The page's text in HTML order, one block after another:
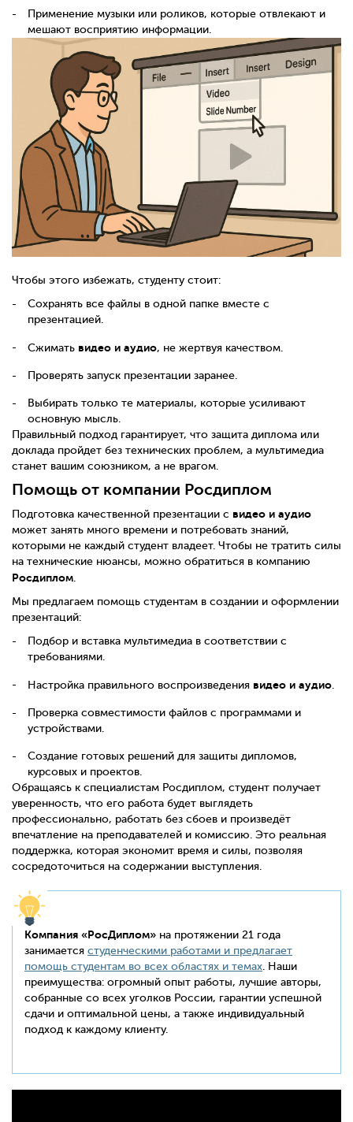
Применение музыки или роликов, которые отвлекают и
мешают восприятию информации.
Чтобы этого избежать, студенту стоит:
Сохранять все файлы в одной папке вместе с
презентацией.
Сжимать видео и аудио, не жертвуя качеством.
Проверять запуск презентации заранее.
Выбирать только те материалы, которые усиливают
основную мысль.
Правильный подход гарантирует, что защита диплома или
доклада пройдет без технических проблем, а мультимедиа
станет вашим союзником, а не врагом.
Помощь от компании Росдиплом
Подготовка качественной презентации с видео и аудио
может занять много времени и потребовать знаний,
которыми не каждый студент владеет. Чтобы не тратить силы
на технические нюансы, можно обратиться в компанию
Росдиплом
Мы предлагаем помощь студентам в создании и оформлении
презентаций:
Подбор и вставка мультимедиа в соответствии с
требованиями.
Настройка правильного воспроизведения видео и аудио
Проверка совместимости файлов с программами и
устройствами.
Создание готовых решений для защиты дипломов,
курсовых и проектов.
Обращаясь к специалистам Росдиплом, студент получает
уверенность, что его работа будет выглядеть
профессионально, работать без сбоев и произведёт
впечатление на преподавателей и комиссию. Это реальная
поддержка, которая экономит время и силы, позволяя
сосредоточиться на содержании выступления.
Компания «РосДиплом» на протяжении 21 года
занимается студенческими работами и предлагает
помощь студентам во всех областях и темах . Наши
преимущества: огромный опыт работы, лучшие авторы,
собранные со всех уголков России, гарантии успешной
сдачи и оптимальной цены, а также индивидуальный
подход к каждому клиенту.